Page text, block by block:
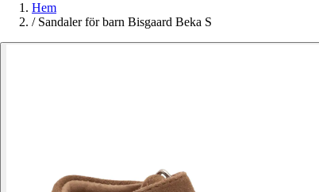
Hem
/ Sandaler för barn Bisgaard Beka S